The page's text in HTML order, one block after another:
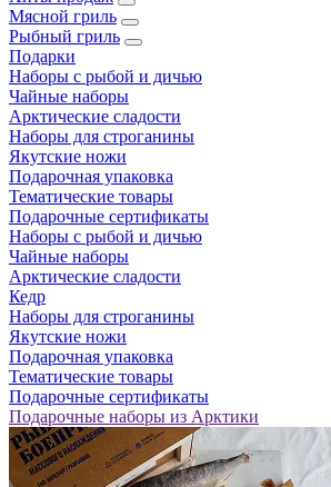
Мясной гриль
Рыбный гриль
Подарки
Наборы с рыбой и дичью
Чайные наборы
Арктические сладости
Наборы для строганины
Якутские ножи
Подарочная упаковка
Тематические товары
Подарочные сертификаты
Наборы с рыбой и дичью
Чайные наборы
Арктические сладости
Кедр
Наборы для строганины
Якутские ножи
Подарочная упаковка
Тематические товары
Подарочные сертификаты
Подарочные наборы из Арктики